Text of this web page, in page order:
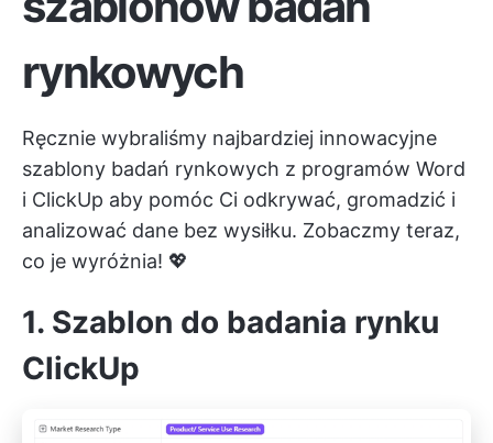
rynkowych
Ręcznie wybraliśmy najbardziej innowacyjne
szablony badań rynkowych z programów Word
i ClickUp aby pomóc Ci odkrywać, gromadzić i
analizować dane bez wysiłku. Zobaczmy teraz,
co je wyróżnia! 💖
1. Szablon do badania rynku
ClickUp